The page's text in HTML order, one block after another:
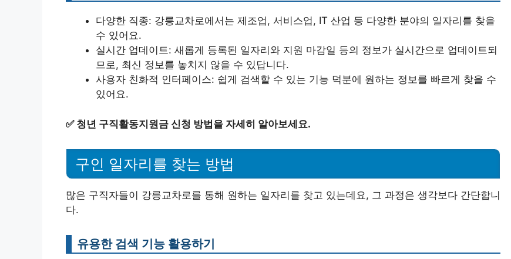
다양한 직종: 강릉교차로에서는 제조업, 서비스업, IT 산업 등 다양한 분야의 일자리를 찾을
수 있어요.
실시간 업데이트: 새롭게 등록된 일자리와 지원 마감일 등의 정보가 실시간으로 업데이트되
므로, 최신 정보를 놓치지 않을 수 있답니다.
사용자 친화적 인터페이스: 쉽게 검색할 수 있는 기능 덕분에 원하는 정보를 빠르게 찾을 수
있어요.
✅ 청년 구직활동지원금 신청 방법을 자세히 알아보세요.
구인 일자리를 찾는 방법
많은 구직자들이 강릉교차로를 통해 원하는 일자리를 찾고 있는데요, 그 과정은 생각보다 간단합니
다.
유용한 검색 기능 활용하기